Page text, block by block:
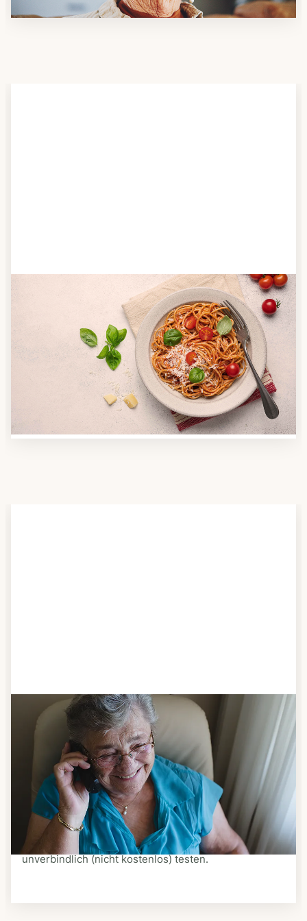
Anbieter finden
Nutzen Sie unsere große Mahlzeiten-Dienst-Suche,
um herauszufinden, welche Anbieter es in Ihrer
Region gibt und welcher am besten zu Ihnen passt.
Verschaffen Sie sich auch einen Überblick über die
Essen auf Rädern-Kosten.
Schritt 3
Bestellen & liefern lassen
Suchen Sie sich aus dem Speiseplan Ihres Anbieters
aus, was Ihnen schmeckt. Bestellen Sie telefonisch,
schriftlich oder im Online-Shop Ihres Anbieters.
Ein Kurier liefert Ihnen das bestellte Essen zum
vereinbarten Zeitpunkt nach Hause. Bei vielen
Anbietern können Sie Essen auf Rädern auch
unverbindlich (nicht kostenlos) testen.